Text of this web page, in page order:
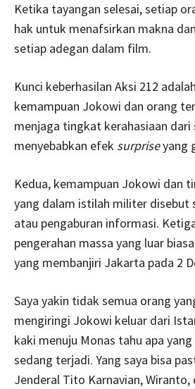
Ketika tayangan selesai, setiap
hak untuk menafsirkan makna
setiap adegan dalam film.
Kunci keberhasilan Aksi 212
kemampuan Jokowi dan orang
menjaga tingkat kerahasiaan
menyebabkan efek surpriseyang
Kedua, kemampuan Jokowi dan
yang dalam istilah militer disebut
atau pengaburan informasi.
pengerahan massa yang luar
yang membanjiri Jakarta pada 2
Saya yakin tidak semua orang
mengiringi Jokowi keluar dari
kaki menuju Monas tahu apa
sedang terjadi. Yang saya bisa
Jenderal Tito Karnavian,